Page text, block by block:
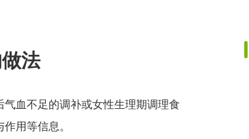
法
血不足的调补或女性生理期调理食
用等信息。